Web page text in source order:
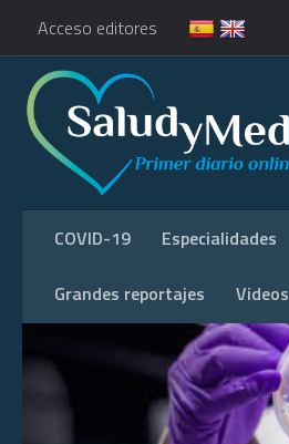
Acceso editores
COVID-19 Especialidades
Grandes reportajes Videos